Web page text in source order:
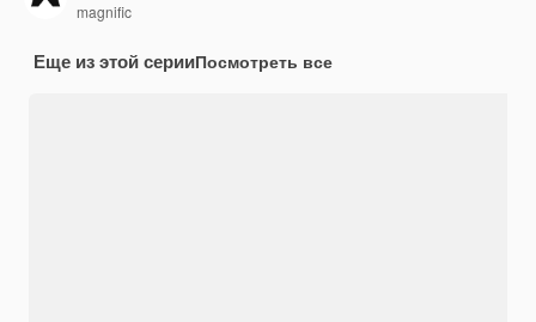
magnific
Еще из этой серииПосмотреть все